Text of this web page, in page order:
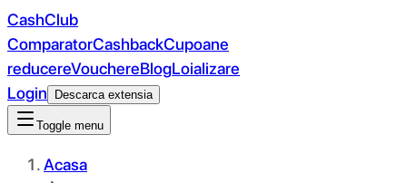
CashClub
ComparatorCashbackCupoane
reducereVouchereBlogLoializare
Login
Descarca extensia
Toggle menu
Acasa